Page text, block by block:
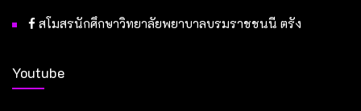
สโมสรนักศึกษาวิทยาลัยพยาบาลบรมราชชนนี ตรัง
Youtube